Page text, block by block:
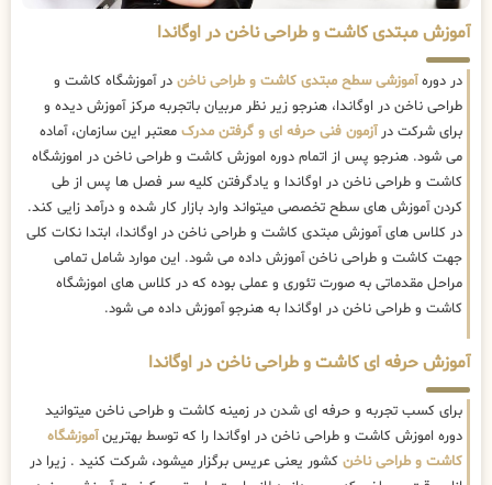
آموزش مبتدی کاشت و طراحی ناخن در اوگاندا
در دورهآموزشی سطح مبتدی کاشت و طراحی ناخن در آموزشگاه کاشت و
طراحی ناخن در اوگاندا، هنرجو زیر نظر مربیان باتجربه مرکز آموزش دیده و
برای شرکت درآزمون فنی حرفه ای و گرفتن مدرک معتبر این سازمان، آماده
می شود. هنرجو پس از اتمام دوره اموزش کاشت و طراحی ناخن در اموزشگاه
کاشت و طراحی ناخن در اوگاندا و یادگرفتن کلیه سر فصل ها پس از طی
کردن آموزش های سطح تخصصی میتواند وارد بازار کار شده و درآمد زایی کند.
در کلاس های آموزش مبتدی کاشت و طراحی ناخن در اوگاندا، ابتدا نکات کلی
جهت کاشت و طراحی ناخن آموزش داده می شود. این موارد شامل تمامی
مراحل مقدماتی به صورت تئوری و عملی بوده که در کلاس های اموزشگاه
کاشت و طراحی ناخن در اوگاندا به هنرجو آموزش داده می شود.
آموزش حرفه ای کاشت و طراحی ناخن در اوگاندا
برای کسب تجربه و حرفه ای شدن در زمینه کاشت و طراحی ناخن میتوانید
دوره اموزش کاشت و طراحی ناخن در اوگاندا را که توسط بهترینآموزشگاه
کاشت و طراحی ناخن کشور یعنی عریس برگزار میشود، شرکت کنید . زیرا در